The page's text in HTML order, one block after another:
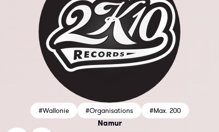
#Wallonie #Organisations #Max. 200
Namur